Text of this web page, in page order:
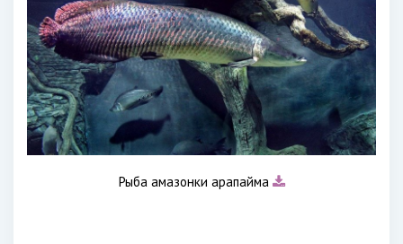
Рыба амазонки арапайма